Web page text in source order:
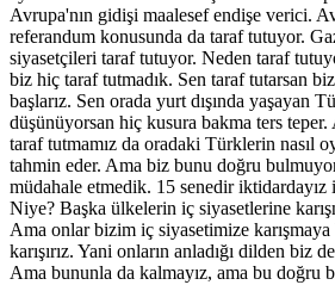
Avrupa'nın gidişi maalesef endişe verici.
referandum konusunda da taraf tutuyor.
siyasetçileri taraf tutuyor. Neden taraf
biz hiç taraf tutmadık. Sen taraf tutarsan
başlarız. Sen orada yurt dışında yaşayan
düşünüyorsan hiç kusura bakma ters
taraf tutmamız da oradaki Türklerin nasıl
tahmin eder. Ama biz bunu doğru
müdahale etmedik. 15 senedir iktidardayız
Niye? Başka ülkelerin iç siyasetlerine
Ama onlar bizim iç siyasetimize karışmaya
karışırız. Yani onların anladığı dilden biz
Ama bununla da kalmayız, ama bu doğru